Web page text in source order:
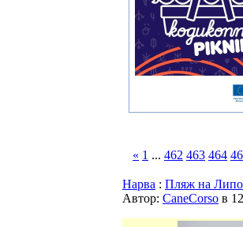
« 1 ... 462 463 464
Нарва : Пляж на
Автор: CaneCorso в